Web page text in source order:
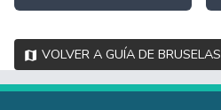
Volver a Guía de Bruselas